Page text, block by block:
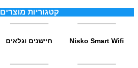
קטגוריות מוצרים
Nisko Smart Wifi חיישנים וגלאים